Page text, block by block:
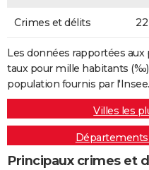
Crimes et délits 22
Les données rapportées
taux pour mille habitants
population fournis par l'Insee.
Villes les
Principaux crimes et